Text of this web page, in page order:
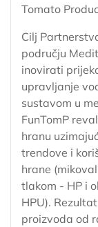
Tomato
Cilj
području
inovirati
upravljanje
sustavom u
FunTomP
hranu
trendove i
hrane
tlakom - HP i
HPU).
proizvoda od